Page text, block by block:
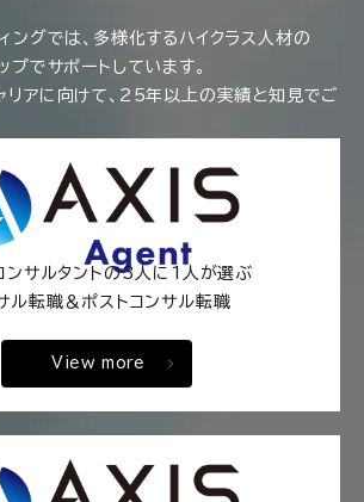
ングでは、多様化するハイクラス人材の
プでサポートしています。
リアに向けて、25年以上の実績と知見でご
サルタントの3人に1人が選ぶ
ル転職＆ポストコンサル転職
View more